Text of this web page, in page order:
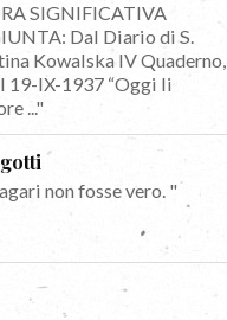
SIGNIFICATIVA
Dal Diario di S.
Kowalska IV Quaderno,
19-IX-1937 “Oggi li
..."
non fosse vero. "